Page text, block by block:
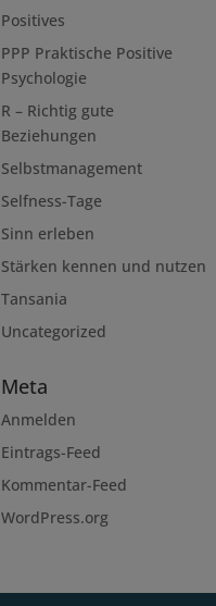
Positives
PPP Praktische Positive
Psychologie
R – Richtig gute
Beziehungen
Selbstmanagement
Selfness-Tage
Sinn erleben
Stärken kennen und nutzen
Tansania
Uncategorized
Meta
Anmelden
Eintrags-Feed
Kommentar-Feed
WordPress.org